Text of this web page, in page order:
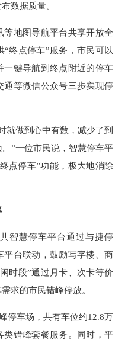
数据质量。
等地图导航平台共享开放全
终点停车”服务，市民可以
一键导航到终点附近的停车
通等微信公众号三步实现停
就做到心中有数，减少了到
”一位市民说，智慧停车平
点停车”功能，极大地消除
智慧停车平台通过与捷停
平台联动，鼓励写字楼、商
时段”通过月卡、次卡等价
求的市民错峰停放。
停车场，共有车位约12.8万
类错峰套餐服务。同时，平